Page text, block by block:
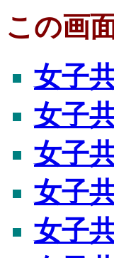
この画
女子
女子
女子
女子
女子